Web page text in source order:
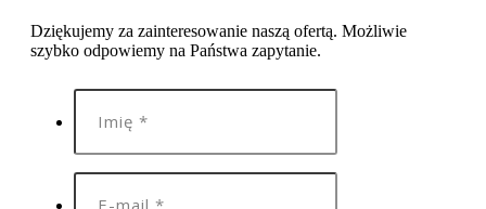
Dziękujemy za zainteresowanie naszą ofertą. Możliwie
szybko odpowiemy na Państwa zapytanie.